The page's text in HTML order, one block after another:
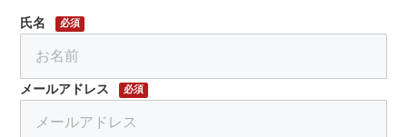
氏名 必須
メールアドレス 必須